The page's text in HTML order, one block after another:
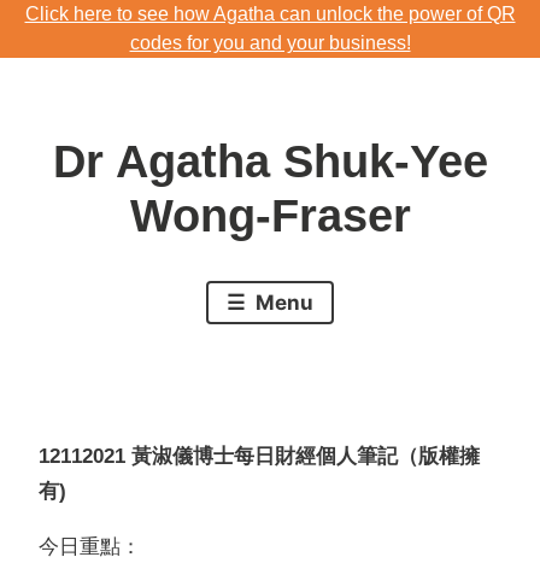
Skip
to
Click here to see how Agatha can unlock the power of QR
codes for you and your business!
codes for you and your business!
Dr Agatha Shuk-Yee
Wong-Fraser
Menu
12112021 黃淑儀博士每日財經個人筆記（版權擁
有)
今日重點：